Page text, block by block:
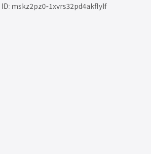
ID: mskz2pz0-1xvrs32pd4akflylf